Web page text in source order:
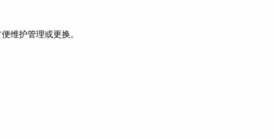
维护管理或更换。